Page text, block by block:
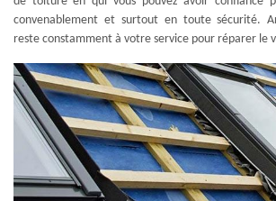
convenablement et surtout en toute sécurité.
reste constamment à votre service pour réparer le